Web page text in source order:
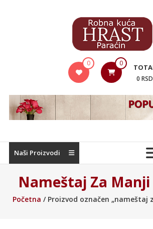
Nameštaj
0 0
0 RSD
Naši Proizvodi
Nameštaj Za
Početna / Proizvod označen „nameštaj